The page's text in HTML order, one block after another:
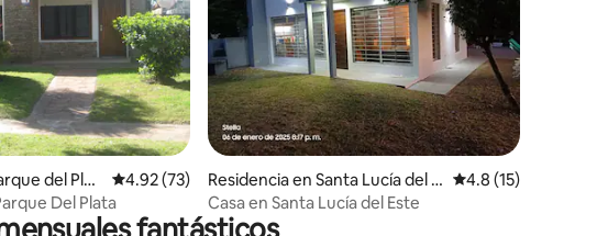
5; 16 evaluaciones
del Plat
Calificación promedio: 4.92 de 5; 73 evaluaciones
4.92 (73)
Del Plata
Residencia en Santa Lucía del E
ste
Calificación
4.8 (15)
Casa en Santa Lucía del Este